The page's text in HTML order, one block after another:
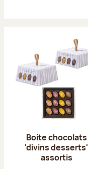
Boite chocolats
'divins desserts'
assortis